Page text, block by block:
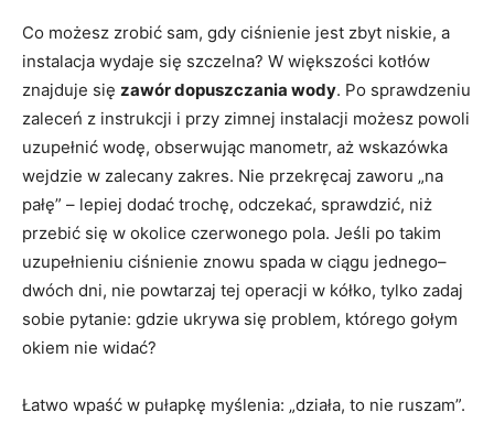
Co możesz zrobić sam, gdy ciśnienie jest zbyt niskie, a
instalacja wydaje się szczelna? W większości kotłów
znajduje się zawór dopuszczania wody. Po sprawdzeniu
zaleceń z instrukcji i przy zimnej instalacji możesz powoli
uzupełnić wodę, obserwując manometr, aż wskazówka
wejdzie w zalecany zakres. Nie przekręcaj zaworu „na
pałę” – lepiej dodać trochę, odczekać, sprawdzić, niż
przebić się w okolice czerwonego pola. Jeśli po takim
uzupełnieniu ciśnienie znowu spada w ciągu jednego–
dwóch dni, nie powtarzaj tej operacji w kółko, tylko zadaj
sobie pytanie: gdzie ukrywa się problem, którego gołym
okiem nie widać?
Łatwo wpaść w pułapkę myślenia: „działa, to nie ruszam”.